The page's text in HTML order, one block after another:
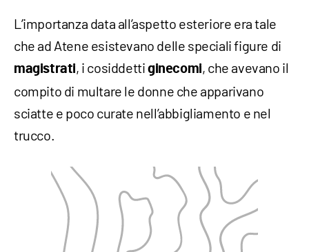
L’importanza data all’aspetto esteriore era tale
che ad Atene esistevano delle speciali figure di
magistrati, i cosiddetti ginecomi, che avevano il
compito di multare le donne che apparivano
sciatte e poco curate nell’abbigliamento e nel
trucco.